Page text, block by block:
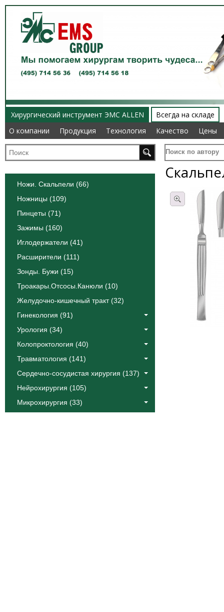
Хирургический инструмент ЭМС ALLEN
О компании
Продукция Технология Качество Цены
Всегда на складе
О компании
Продукция Технология Качество Цены
Поиск по автору
Ножи. Скальпели (66)
Ножницы (109)
Пинцеты (71)
Зажимы (160)
Иглодержатели (41)
Расширители (111)
Зонды. Бужи (15)
Троакары.Отсосы.Канюли (10)
Желудочно-кишечный тракт (32)
Гинекология (91)
Урология (34)
Колопроктология (40)
Травматология (141)
Сердечно-сосудистая хирургия (137)
Нейрохирургия (105)
Микрохирургия (33)